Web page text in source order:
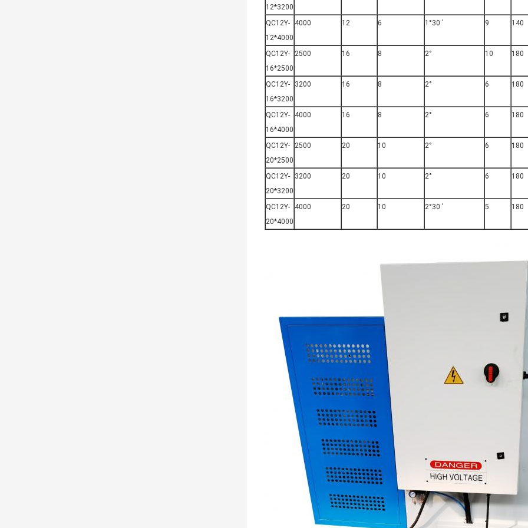
12*3200
QC12Y-
12*4000
4000 12 6 1°30 ′ 9 140
QC12Y-
16*2500
2500 16 8 2° 10 180
QC12Y-
16*3200
3200 16 8 2° 6 180
QC12Y-
16*4000
4000 16 8 2° 6 180
QC12Y-
20*2500
2500 20 10 2° 6 180
QC12Y-
20*3200
3200 20 10 2° 6 180
QC12Y-
20*4000
4000 20 10 2°30 ′ 5 180